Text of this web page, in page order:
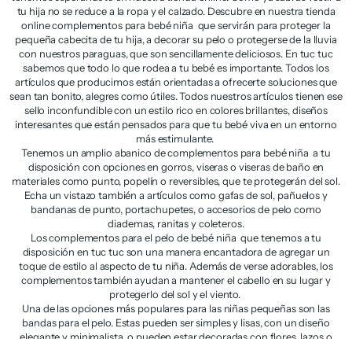
tu hija no se reduce a la ropa y el calzado. Descubre en nuestra tienda
online complementos para bebé niña que servirán para proteger la
pequeña cabecita de tu hija, a decorar su pelo o protegerse de la lluvia
con nuestros paraguas, que son sencillamente deliciosos. En tuc tuc
sabemos que todo lo que rodea a tu bebé es importante. Todos los
artículos que producimos están orientadas a ofrecerte soluciones que
sean tan bonito, alegres como útiles. Todos nuestros artículos tienen ese
sello inconfundible con un estilo rico en colores brillantes, diseños
interesantes que están pensados para que tu bebé viva en un entorno
más estimulante.
Tenemos un amplio abanico de complementos para bebé niña a tu
disposición con opciones en gorros, viseras o viseras de baño en
materiales como punto, popelín o reversibles, que te protegerán del sol.
Echa un vistazo también a artículos como gafas de sol, pañuelos y
bandanas de punto, portachupetes, o accesorios de pelo como
diademas, ranitas y coleteros.
Los complementos para el pelo de bebé niña que tenemos a tu
disposición en tuc tuc son una manera encantadora de agregar un
toque de estilo al aspecto de tu niña. Además de verse adorables, los
complementos también ayudan a mantener el cabello en su lugar y
protegerlo del sol y el viento.
Una de las opciones más populares para las niñas pequeñas son las
bandas para el pelo. Estas pueden ser simples y lisas, con un diseño
elegante y minimalista, o pueden estar decoradas con flores, lazos o